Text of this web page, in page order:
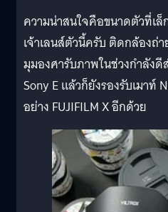
ความน่าสนใจคือขนาดตัวที่เ
เจ้าเลนส์ตัวนี้ครับ ติดกล้องถ่
มุมองศารับภาพในช่วงกำลัง
Sony E แล้วก็ยังรองรับเมาท์
อย่าง FUJIFILM X อีกด้วย